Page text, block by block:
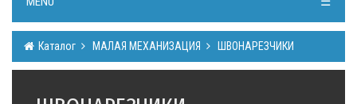
Каталог МАЛАЯ МЕХАНИЗАЦИЯ ШВОНАРЕЗЧИКИ